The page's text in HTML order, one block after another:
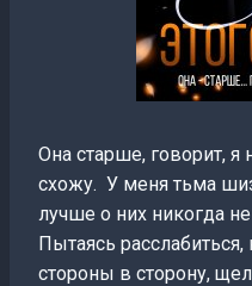
Она старше, говорит, я
схожу. У меня тьма
лучше о них никогда не
Пытаясь
стороны в сторону,